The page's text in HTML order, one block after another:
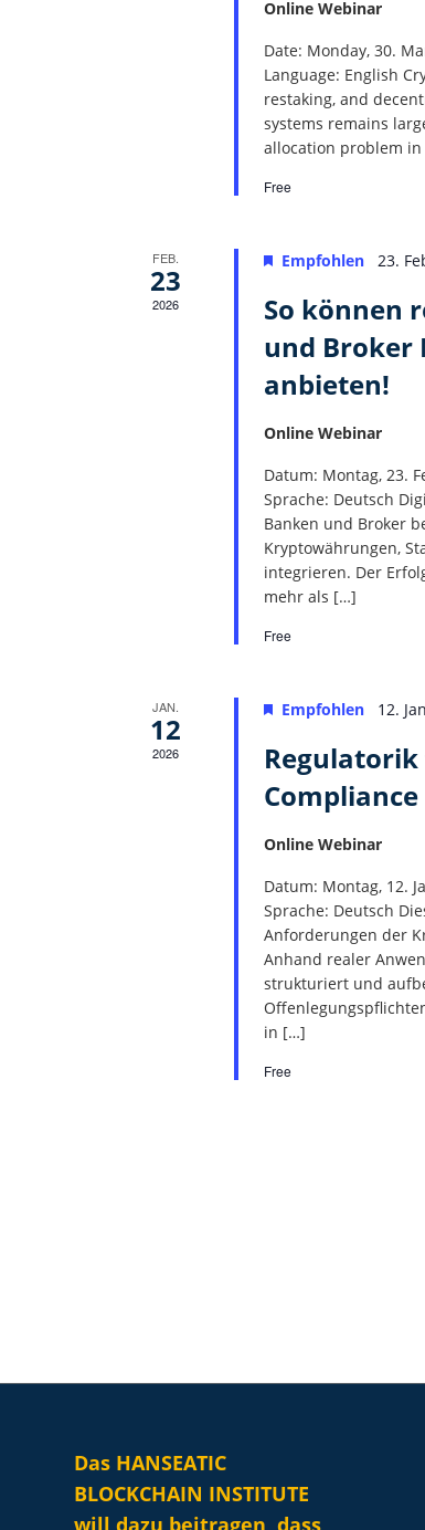
Online Webinar
Date: Monday, 30.
Language: English
restaking, and
systems remains
allocation problem
Free
FEB.
23
2026
Empfohlen 23.
So können
und Broker
anbieten!
Online Webinar
​​Datum: Montag, 23.
Sprache: Deutsch
Banken und Broker
Kryptowährungen,
integrieren. Der
mehr als […]
Free
JAN.
12
2026
Empfohlen 12.
Regulatorik
Online Webinar
Datum: Montag, 12.
Sprache: Deutsch
Anforderungen der
Anhand realer
strukturiert und
in […]
Free
Das HANSEATIC
BLOCKCHAIN INSTITUTE
will dazu beitragen, dass